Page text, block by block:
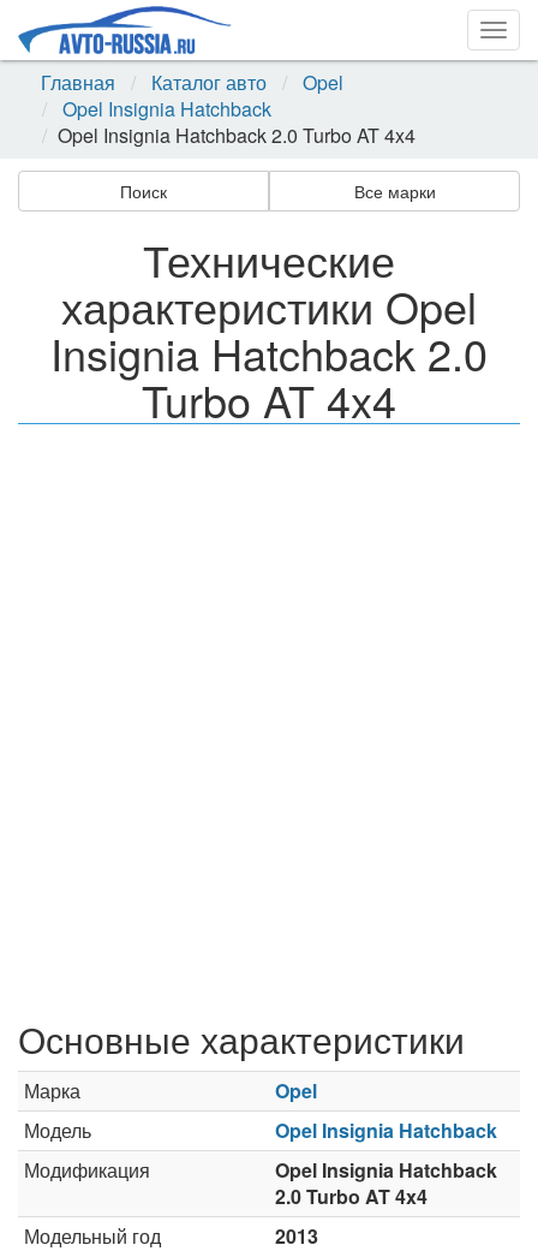
Главная
Каталог авто
Opel
Opel Insignia Hatchback
Opel Insignia Hatchback 2.0 Turbo AT 4x4
Поиск Все марки
Технические
характеристики Opel
Insignia Hatchback 2.0
Turbo AT 4x4
Основные характеристики
Марка
Opel
Модель
Opel Insignia Hatchback
Модификация
Opel Insignia Hatchback
2.0 Turbo AT 4x4
Модельный год
2013